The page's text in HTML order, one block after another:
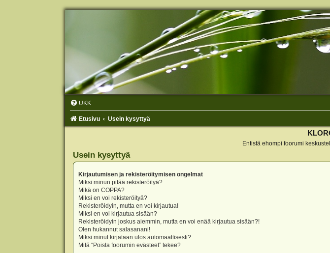
UKK
Etusivu Usein kysyttyä
Entistä ehompi foorumi
Usein kysyttyä
Kirjautumisen ja rekisteröitymisen ongelmat
Miksi minun pitää rekisteröityä?
Mikä on COPPA?
Miksi en voi rekisteröityä?
Rekisteröidyin, mutta en voi kirjautua!
Miksi en voi kirjautua sisään?
Rekisteröidyin joskus aiemmin, mutta en voi enää kirjautua sisään?!
Olen hukannut salasanani!
Miksi minut kirjataan ulos automaattisesti?
Mitä “Poista foorumin evästeet” tekee?